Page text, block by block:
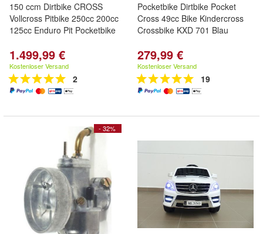
150 ccm Dirtbike CROSS
Vollcross Pitbike 250cc 200cc
125cc Enduro Pit Pocketbike
1.499,99 €
Kostenloser Versand
2
Pocketbike Dirtbike Pocket
Cross 49cc Bike Kindercross
Crossbike KXD 701 Blau
279,99 €
Kostenloser Versand
19
- 32%